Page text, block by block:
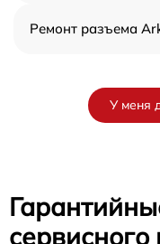
Ремонт разъема
У меня